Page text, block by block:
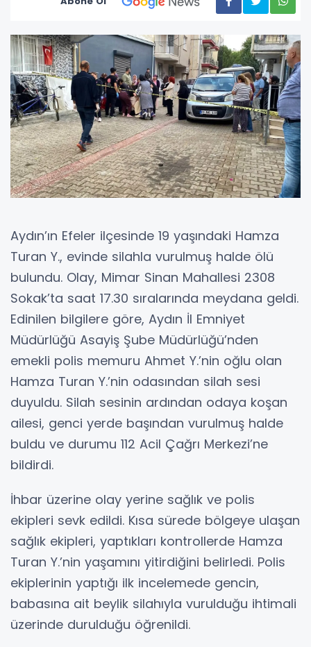
Aydın’ın Efeler ilçesinde 19 yaşındaki Hamza
Turan Y., evinde silahla vurulmuş halde ölü
bulundu. Olay, Mimar Sinan Mahallesi 2308
Sokak’ta saat 17.30 sıralarında meydana geldi.
Edinilen bilgilere göre, Aydın İl Emniyet
Müdürlüğü Asayiş Şube Müdürlüğü’nden
emekli polis memuru Ahmet Y.’nin oğlu olan
Hamza Turan Y.’nin odasından silah sesi
duyuldu. Silah sesinin ardından odaya koşan
ailesi, genci yerde başından vurulmuş halde
buldu ve durumu 112 Acil Çağrı Merkezi’ne
bildirdi.
İhbar üzerine olay yerine sağlık ve polis
ekipleri sevk edildi. Kısa sürede bölgeye ulaşan
sağlık ekipleri, yaptıkları kontrollerde Hamza
Turan Y.’nin yaşamını yitirdiğini belirledi. Polis
ekiplerinin yaptığı ilk incelemede gencin,
babasına ait beylik silahıyla vurulduğu ihtimali
üzerinde durulduğu öğrenildi.